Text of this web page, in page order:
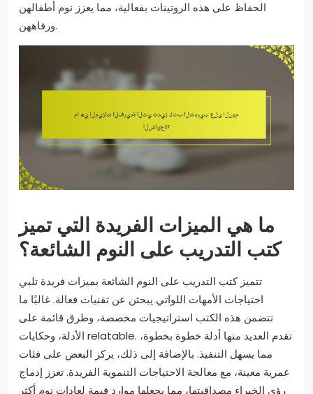
الحفاظ على هذه الروتينات بفعالية، مما يعزز نوم أطفالهن
ورفاههن.
ما هي الميزات الفريدة التي تميز
كتب التدريب على النوم الشائعة؟
تتميز كتب التدريب على النوم الشائعة بميزات فريدة تلبي
احتياجات الأمهات اللواتي يبحثن عن تقنيات فعالة. غالبًا ما
تتضمن هذه الكتب استراتيجيات مخصصة، وطرق قائمة على
الأدلة، وحكايات relatable. تقدم العديد منها أدلة خطوة بخطوة،
مما يسهل التنفيذ. بالإضافة إلى ذلك، يركز البعض على فئات
عمرية معينة، مع معالجة الاحتياجات التنموية الفريدة. تعزز إدماج
رؤى الخبراء مصداقيتها، مما يجعلها موارد قيمة لعادات نوم أكثر